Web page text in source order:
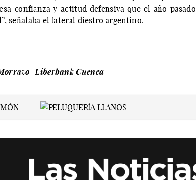
confianza y actitud defensiva que el año pasado
señalaba el lateral diestro argentino.
Liberbank Cuenca